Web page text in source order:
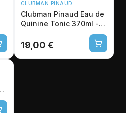
CLUBMAN PINAUD
Clubman Pinaud Eau de
Quinine Tonic 370ml -
19,00 €